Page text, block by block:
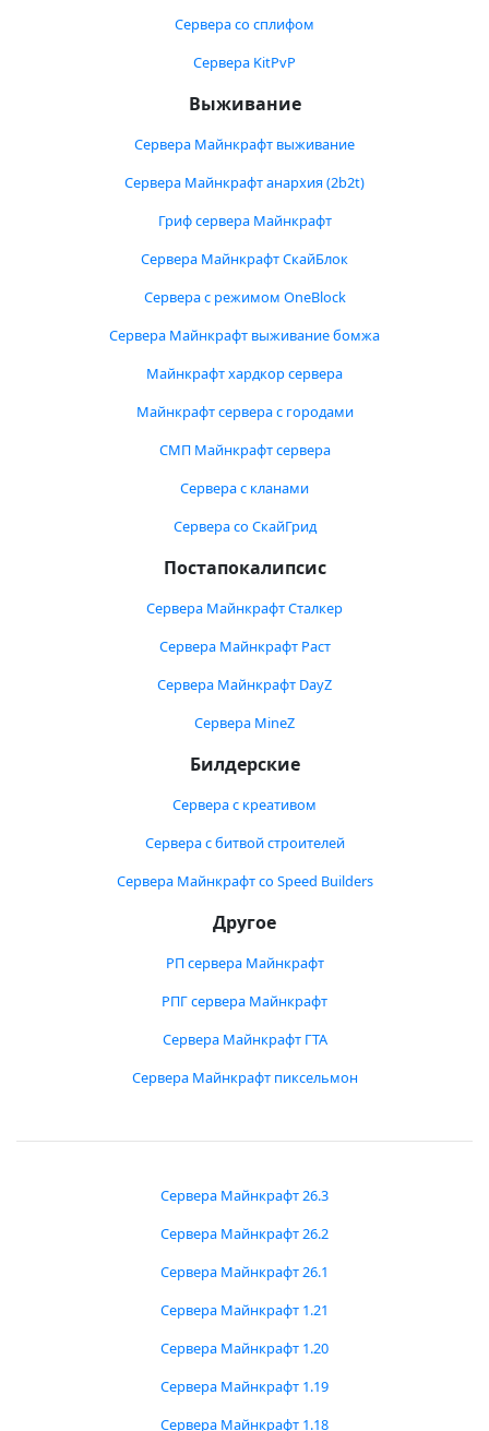
Сервера со сплифом
Сервера KitPvP
Выживание
Сервера Майнкрафт выживание
Сервера Майнкрафт анархия (2b2t)
Гриф сервера Майнкрафт
Сервера Майнкрафт СкайБлок
Сервера с режимом OneBlock
Сервера Майнкрафт выживание бомжа
Майнкрафт хардкор сервера
Майнкрафт сервера с городами
СМП Майнкрафт сервера
Сервера с кланами
Сервера со СкайГрид
Постапокалипсис
Сервера Майнкрафт Сталкер
Сервера Майнкрафт Раст
Сервера Майнкрафт DayZ
Сервера MineZ
Билдерские
Сервера с креативом
Сервера с битвой строителей
Сервера Майнкрафт со Speed Builders
Другое
РП сервера Майнкрафт
РПГ сервера Майнкрафт
Сервера Майнкрафт ГТА
Сервера Майнкрафт пиксельмон
Сервера Майнкрафт 26.3
Сервера Майнкрафт 26.2
Сервера Майнкрафт 26.1
Сервера Майнкрафт 1.21
Сервера Майнкрафт 1.20
Сервера Майнкрафт 1.19
Сервера Майнкрафт 1.18